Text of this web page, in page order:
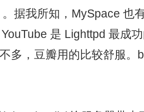
据我所知，MySpace 也
YouTube 是 Lighttpd 最成
多，豆瓣用的比较舒服。